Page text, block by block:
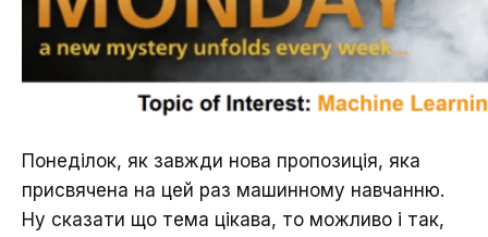
Понеділок, як завжди нова пропозиція, яка
присвячена на цей раз машинному навчанню.
Ну сказати що тема цікава, то можливо і так,